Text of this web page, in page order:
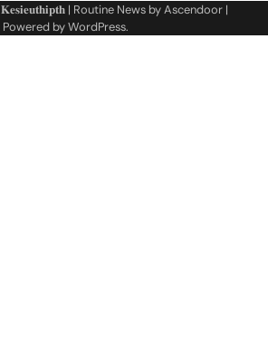
𝐊𝐞𝐬𝐢𝐞𝐮𝐭𝐡𝐢𝐩𝐭𝐡| Routine News byAscendoor|
Powered byWordPress.